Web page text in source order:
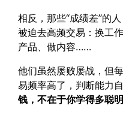
相反，那些“成绩差”的
被迫去高频交易：换工
产品、做内容……
他们虽然屡败屡战，但
易频率高了，判断能力
钱，不在于你学得多聪